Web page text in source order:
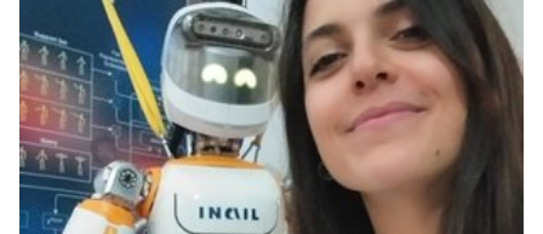
Code Éthique